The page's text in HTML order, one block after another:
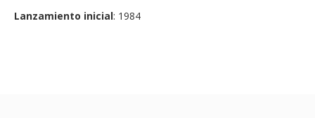
Lanzamiento inicial: 1984